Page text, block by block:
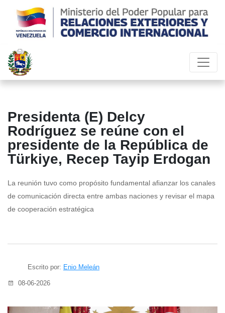
Presidenta (E) Delcy
Rodríguez se reúne con el
presidente de la República de
Türkiye, Recep Tayip Erdogan
La reunión tuvo como propósito fundamental afianzar los canales
de comunicación directa entre ambas naciones y revisar el mapa
de cooperación estratégica
Escrito por: Enio Meleán
08-06-2026